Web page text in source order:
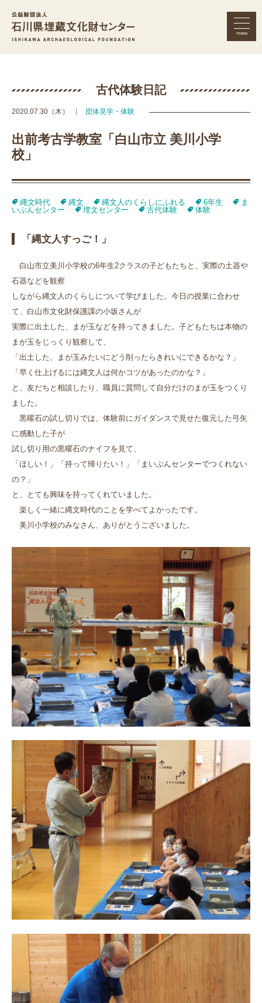
menu
古代体験日記
2020.07.30（木） 団体見学・体験
出前考古学教室「白山市立 美川小学
校」
縄文時代 縄文 縄文人のくらしにふれる 6年生
ま
いぶんセンター
埋文センター 古代体験 体験
「縄文人すっご！」
白山市立美川小学校の6年生2クラスの子どもたちと、実際の土器や
石器などを観察
しながら縄文人のくらしについて学びました。今日の授業に合わせ
て、白山市文化財保護課の小坂さんが
実際に出土した、まが玉などを持ってきました。子どもたちは本物の
まが玉をじっくり観察して、
「出土した、まが玉みたいにどう削ったらきれいにできるかな？」
「早く仕上げるには縄文人は何かコツがあったのかな？」
と、友だちと相談したり、職員に質問して自分だけのまが玉をつくり
ました。
黒曜石の試し切りでは、体験前にガイダンスで見せた復元した弓矢
に感動した子が
試し切り用の黒曜石のナイフを見て、
「ほしい！」「持って帰りたい！」「まいぶんセンターでつくれない
の？」
と、とても興味を持ってくれていました。
楽しく一緒に縄文時代のことを学べてよかったです。
美川小学校のみなさん、ありがとうございました。